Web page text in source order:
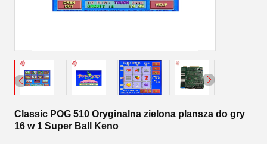
Classic POG 510 Oryginalna zielona plansza do gry
16 w 1 Super Ball Keno